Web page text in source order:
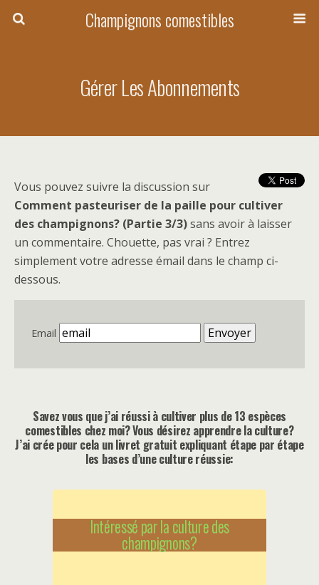
Champignons comestibles
Gérer Les Abonnements
Vous pouvez suivre la discussion sur
Comment pasteuriser de la paille pour cultiver
des champignons? (Partie 3/3)sans avoir à laisser
un commentaire. Chouette, pas vrai ? Entrez
simplement votre adresse émail dans le champ ci-
dessous.
Email
Savez vous que j’ai réussi à cultiver plus de 13 espèces
comestibles chez moi? Vous désirez apprendre la culture?
J’ai crée pour cela un livret gratuit expliquant étape par étape
les bases d’une culture réussie:
Intéressé par la culture des
champignons?